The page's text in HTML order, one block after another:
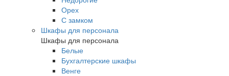
Орех
С замком
Шкафы для персонала
Шкафы для персонала
Белые
Бухгалтерские шкафы
Венге